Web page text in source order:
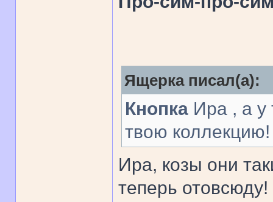
Ящерка писал(а):
Кнопка Ира , а у
твою коллекцию!
Ира, козы они
теперь